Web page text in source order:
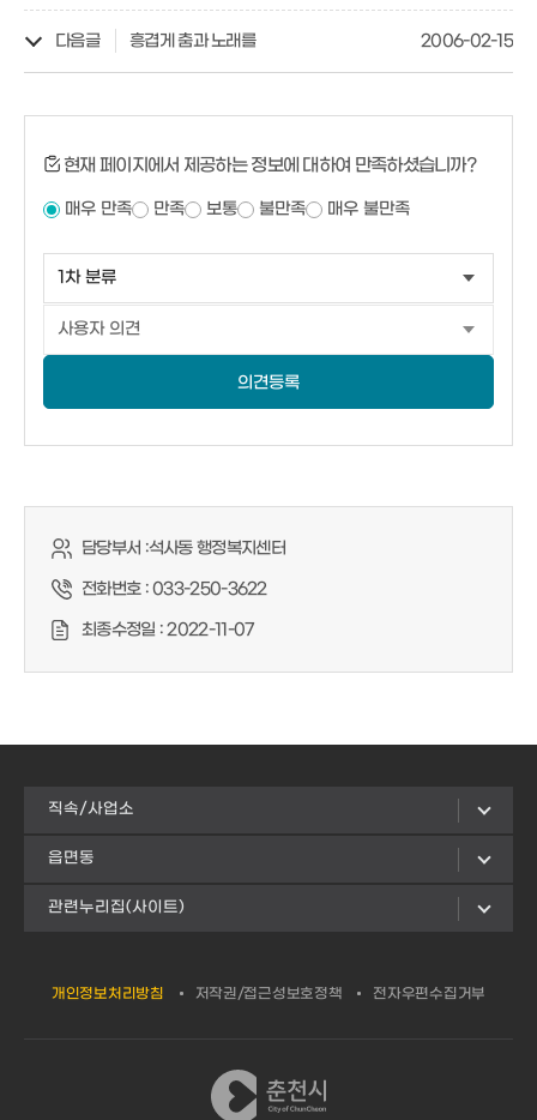
다음글 흥겹게 춤과 노래를 2006-02-15
현재 페이지에서 제공하는 정보에 대하여 만족하셨습니까?
매우 만족 만족 보통 불만족 매우 불만족
의견등록
담당부서 :석사동 행정복지센터
전화번호 :033-250-3622
최종수정일 :2022-11-07
직속/사업소
읍면동
관련누리집(사이트)
개인정보처리방침 저작권/접근성보호정책 전자우편수집거부